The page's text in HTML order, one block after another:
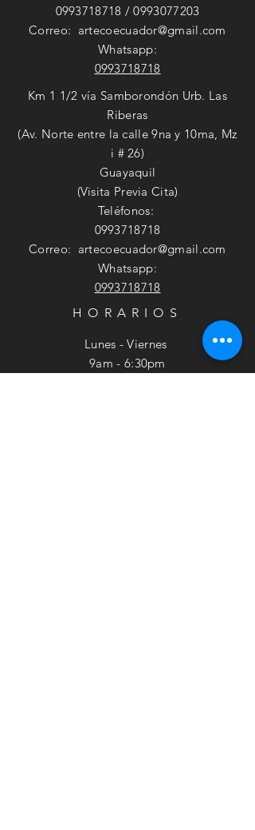
0993718718 /0993077203
Correo: artecoecuador@gmail.com
Whatsapp:
0993718718
Km 1 1/2 vía Samborondón Urb. Las
Riberas
(Av. Norte entre la calle 9na y 10ma, Mz
i # 26)
Guayaquil
(Visita Previa Cita)
Teléfonos:
0993718718
Correo: artecoecuador@gmail.com
Whatsapp:
0993718718
HORARIOS
Lunes - Viernes
9am - 6:30pm